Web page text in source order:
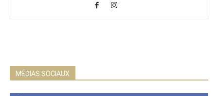
MÉDIAS SOCIAUX